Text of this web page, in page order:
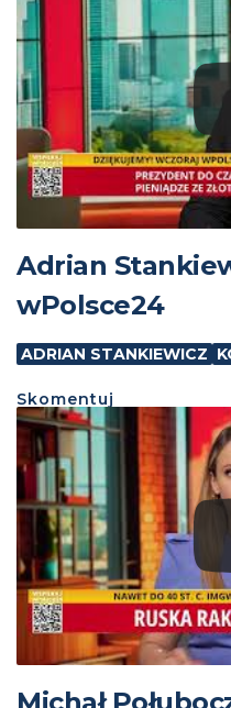
Adrian
wPolsce24
ADRIAN STANKIEWICZ
Skomentuj